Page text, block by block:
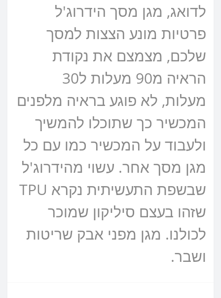
לדואג, מגן מסך הידרוג'ל
פרטיות מונע הצצות למסך
שלכם, מצמצם את נקודת
הראיה מ90 מעלות ל30
מעלות, לא פוגע בראיה מלפנים
המכשיר כך שתוכלו להמשיך
ולעבוד על המכשיר כמו עם כל
מגן מסך אחר. עשוי מהידרוג'ל
שבשפת התעשיתית נקרא TPU
שזהו בעצם סיליקון שמוכר
לכולנו. מגן מפני אבק שריטות
ושבר.